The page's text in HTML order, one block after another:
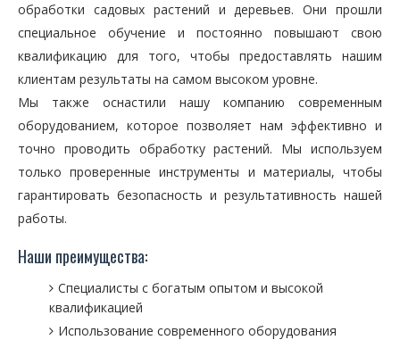
обработки садовых растений и деревьев. Они прошли
специальное обучение и постоянно повышают свою
квалификацию для того, чтобы предоставлять нашим
клиентам результаты на самом высоком уровне.
Мы также оснастили нашу компанию современным
оборудованием, которое позволяет нам эффективно и
точно проводить обработку растений. Мы используем
только проверенные инструменты и материалы, чтобы
гарантировать безопасность и результативность нашей
работы.
Наши преимущества:
Специалисты с богатым опытом и высокой
квалификацией
Использование современного оборудования